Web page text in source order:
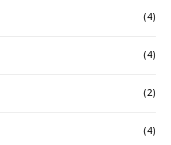
(4)
(4)
(2)
(4)